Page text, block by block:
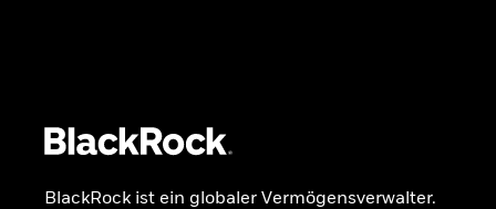
BlackRock ist ein globaler Vermögensverwalter.